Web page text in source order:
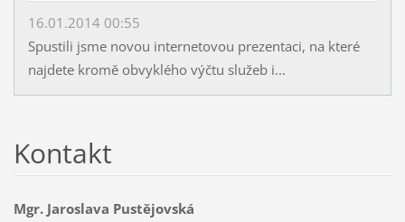
16.01.2014 00:55
Spustili jsme novou internetovou prezentaci, na které
najdete kromě obvyklého výčtu služeb i...
Kontakt
Mgr. Jaroslava Pustějovská